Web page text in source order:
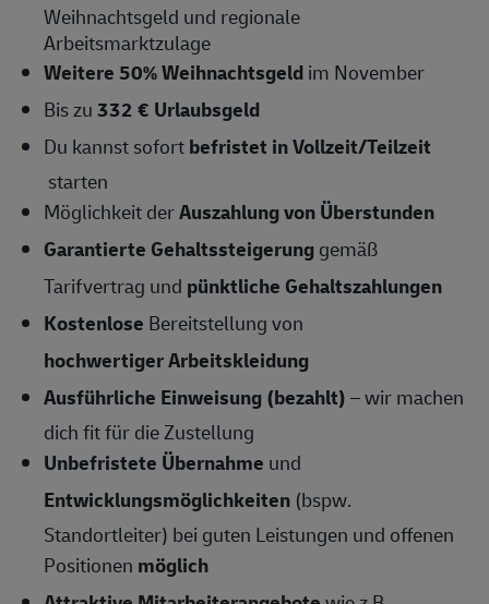
Weihnachtsgeld und regionale
Arbeitsmarktzulage
Weitere 50% Weihnachtsgeldim November
Bis zu332 € Urlaubsgeld
Du kannst sofortbefristet in Vollzeit/Teilzeit
starten
Möglichkeit derAuszahlung von Überstunden
Garantierte Gehaltssteigerunggemäß
Tarifvertrag und pünktliche Gehaltszahlungen
Kostenlose Bereitstellung von
hochwertiger Arbeitskleidung
Ausführliche Einweisung (bezahlt)– wir machen
dich fit für die Zustellung
Unbefristete Übernahme und
Entwicklungsmöglichkeiten (bspw.
Standortleiter) bei guten Leistungen und offenen
Positionen möglich